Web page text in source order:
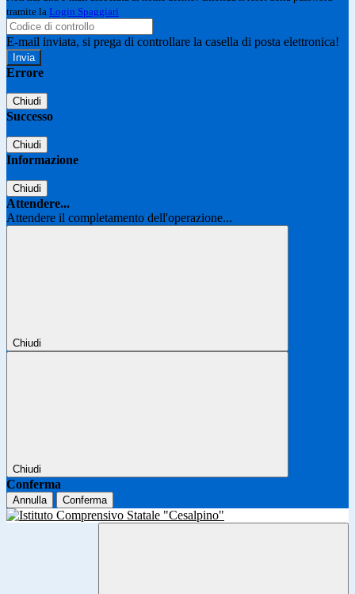
tramite la Login Spaggiari
E-mail inviata, si prega di controllare la casella di posta elettronica!
Errore
Chiudi
Successo
Chiudi
Informazione
Chiudi
Attendere...
Attendere il completamento dell'operazione...
Chiudi
Chiudi
Conferma
Annulla Conferma